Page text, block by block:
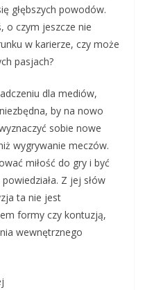
głębszych powodów.
o czym jeszcze nie
w karierze, czy może
pasjach?
dla mediów,
by na nowo
sobie nowe
wygrywanie meczów.
miłość do gry i być
Z jej słów
ta nie jest
formy czy kontuzją,
wewnętrznego